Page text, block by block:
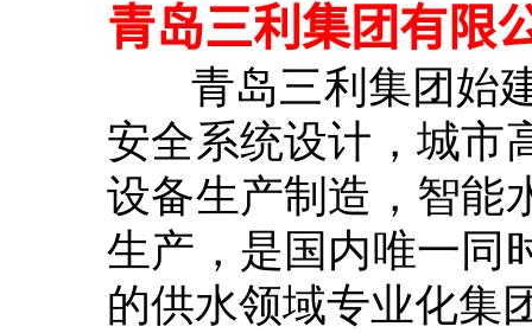
青岛三利集团有限
青岛三利集团始建
安全系统设计，城市
设备生产制造，智能
生产，是国内唯一同
的供水领域专业化集